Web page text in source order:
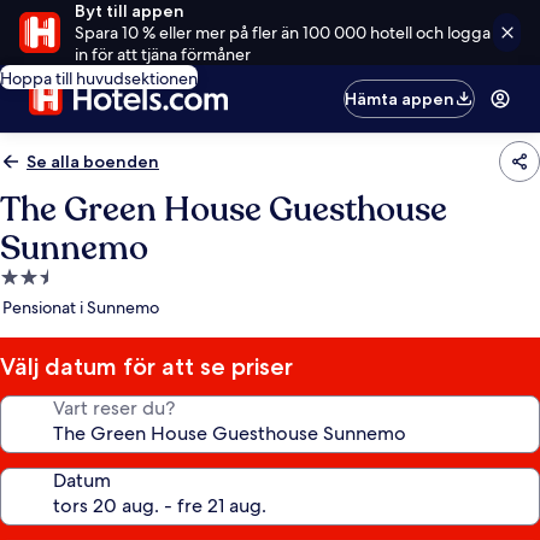
Byt till appen
Spara 10 % eller mer på fler än 100 000 hotell och logga
in för att tjäna förmåner
Hoppa till huvudsektionen
Hämta appen
Se alla boenden
The Green House Guesthouse
Sunnemo
2.5-
stjärnigt
Pensionat i Sunnemo
Välj datum för att se priser
Vart reser du?
Datum